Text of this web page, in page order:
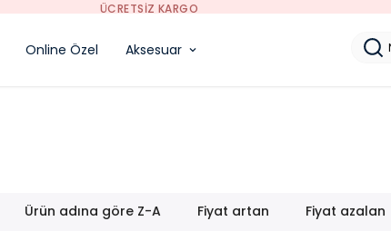
Online Özel Aksesuar
Ürün adına göre Z-A Fiyat artan Fiyat azalan